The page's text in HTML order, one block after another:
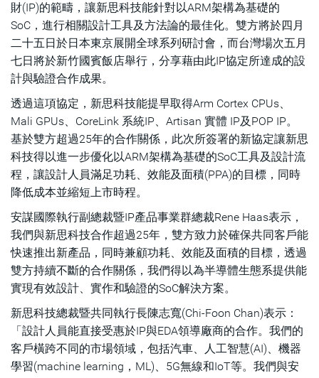
財(IP)的範疇，讓新思科技能針對以ARM架構為基礎的
SoC，進行相關設計工具及方法論的最佳化。雙方將於四月
二十五日於日本東京展開全球系列研討會，而台灣場次五月
七日將於新竹國賓飯店舉行，分享藉由此IP協定所達成的設
計與驗證合作成果。
透過這項協定，新思科技能提早取得Arm Cortex CPUs、
Mali GPUs、CoreLink 系統IP、Artisan 實體 IP及POP IP。
基於雙方超過25年的合作關係，此次所簽署的新協定讓新思
科技得以進一步優化以ARM架構為基礎的SoC工具及設計流
程，讓設計人員滿足功耗、效能及面積(PPA)的目標，同時
降低成本並縮短上市時程。
安謀國際執行副總裁暨IP產品事業群總裁Rene Haas表示，
我們與新思科技合作超過25年，雙方致力於確保共同客戶能
快速推出新產品，同時兼顧功耗、效能及面積的目標，透過
雙方持續不斷的合作關係，我們得以為半導體生態系提供能
實現有效設計、實作和驗證的SoC解決方案。
新思科技總裁暨共同執行長陳志寬(Chi-Foon Chan)表示：
「設計人員能直接受惠於IP與EDA領導廠商的合作。我們的
客戶橫跨不同的市場領域，包括汽車、人工智慧(AI)、機器
學習(machine learning，ML)、5G無線和IoT等。我們與安